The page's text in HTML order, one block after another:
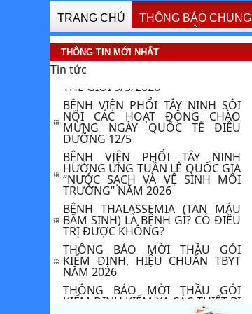
TRANG CHỦ THÔNG BÁO CHUNG
THÔNG TIN MỚI NHẤT
Tin tức
THÔNG BÁO CHÀO GIÁ GÓI KIỂM
ĐỊNH HIỆU CHUẨN TRANG THIẾT
BỊ Y TẾ
BỆNH VIỆN PHỔI TÂY NINH
HƯỞNG ỨNG NGÀY VỆ SINH TAY
THẾ GIỚI 5/5/2026
BỆNH VIỆN PHỔI TÂY NINH SÔI
NỔI CÁC HOẠT ĐỘNG CHÀO
MỪNG NGÀY QUỐC TẾ ĐIỀU
DƯỠNG 12/5 ​
BỆNH VIỆN PHỔI TÂY NINH
HƯỞNG ỨNG TUẦN LỄ QUỐC GIA
“NƯỚC SẠCH VÀ VỆ SINH MÔI
TRƯỜNG” NĂM 2026
BỆNH THALASSEMIA (TAN MÁU
BẨM SINH) LÀ BỆNH GÌ? CÓ ĐIỀU
TRỊ ĐƯỢC KHÔNG?
THÔNG BÁO MỜI THẦU GÓI
KIỂM ĐỊNH, HIỆU CHUẨN TBYT
NĂM 2026
THÔNG BÁO MỜI THẦU GÓI
KIỂM ĐỊNH KIỂM XẠ CÁC THIẾT BỊ
X-QUANG